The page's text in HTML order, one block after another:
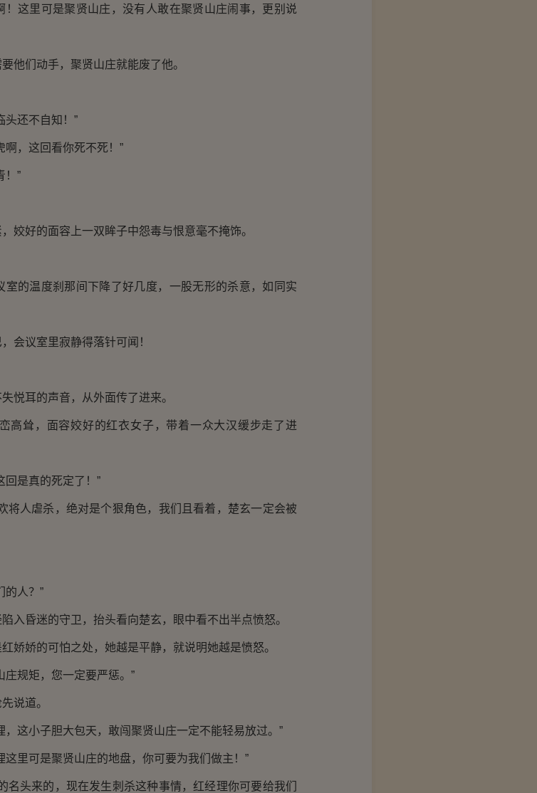
这里可是聚贤山庄，没有人敢在聚贤山庄闹事，更别说
们动手，聚贤山庄就能废了他。
还不自知！”
，这回看你死不死！”
”
好的面容上一双眸子中怨毒与恨意毫不掩饰。
的温度刹那间下降了好几度，一股无形的杀意，如同实
议室里寂静得落针可闻！
耳的声音，从外面传了进来。
耸，面容姣好的红衣女子，带着一众大汉缓步走了进
是真的死定了！”
人虐杀，绝对是个狠角色，我们且看着，楚玄一定会被
人？”
昏迷的守卫，抬头看向楚玄，眼中看不出半点愤怒。
娇的可怕之处，她越是平静，就说明她越是愤怒。
规矩，您一定要严惩。”
说道。
这小子胆大包天，敢闯聚贤山庄一定不能轻易放过。”
里可是聚贤山庄的地盘，你可要为我们做主！”
头来的，现在发生刺杀这种事情，红经理你可要给我们